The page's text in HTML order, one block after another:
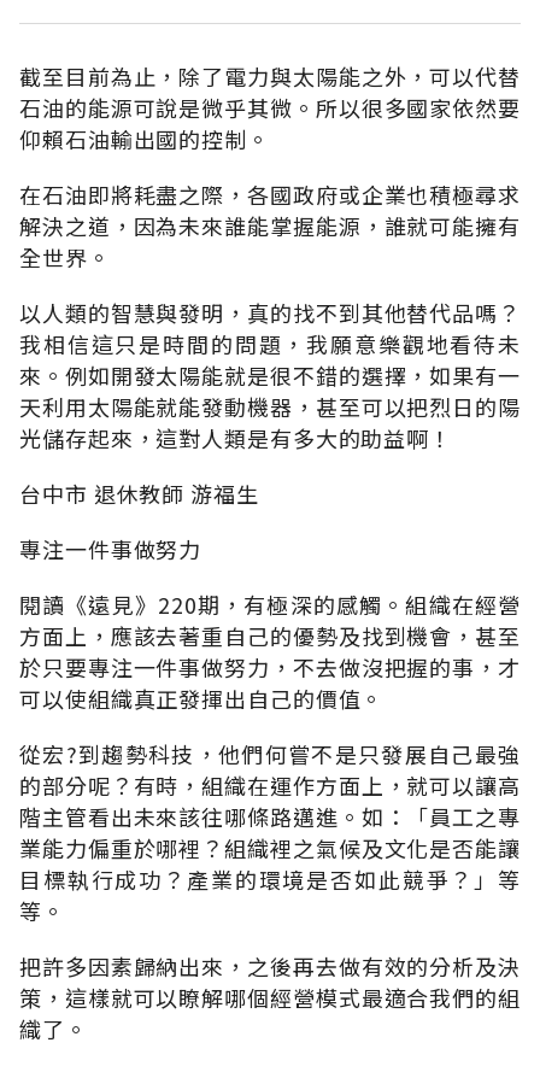
截至目前為止，除了電力與太陽能之外，可以代替
石油的能源可說是微乎其微。所以很多國家依然要
仰賴石油輸出國的控制。
在石油即將耗盡之際，各國政府或企業也積極尋求
解決之道，因為未來誰能掌握能源，誰就可能擁有
全世界。
以人類的智慧與發明，真的找不到其他替代品嗎？
我相信這只是時間的問題，我願意樂觀地看待未
來。例如開發太陽能就是很不錯的選擇，如果有一
天利用太陽能就能發動機器，甚至可以把烈日的陽
光儲存起來，這對人類是有多大的助益啊！
台中市 退休教師 游福生
專注一件事做努力
閱讀《遠見》220期，有極深的感觸。組織在經營
方面上，應該去著重自己的優勢及找到機會，甚至
於只要專注一件事做努力，不去做沒把握的事，才
可以使組織真正發揮出自己的價值。
從宏?到趨勢科技，他們何嘗不是只發展自己最強
的部分呢？有時，組織在運作方面上，就可以讓高
階主管看出未來該往哪條路邁進。如：「員工之專
業能力偏重於哪裡？組織裡之氣候及文化是否能讓
目標執行成功？產業的環境是否如此競爭？」等
等。
把許多因素歸納出來，之後再去做有效的分析及決
策，這樣就可以瞭解哪個經營模式最適合我們的組
織了。